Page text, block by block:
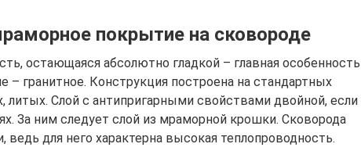
покрытие на сковороде
остающаяся абсолютно гладкой – главная особенность
– гранитное. Конструкция построена на стандартных
Слой с антипригарными свойствами двойной, если
За ним следует слой из мраморной крошки. Сковорода
ведь для него характерна высокая теплопроводность.